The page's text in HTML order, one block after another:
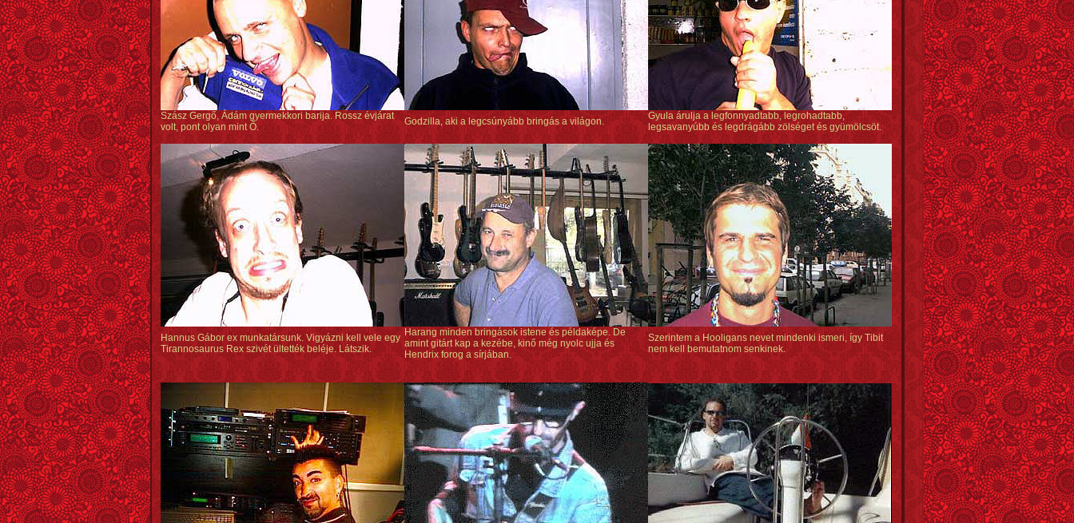
Szász Gergő, Ádám gyermekkori barija. Rossz évjárat
volt, pont olyan mint Ő.
Godzilla, aki a legcsúnyább bringás a világon.
Gyula árulja a legfonnyadtabb, legrohadtabb,
legsavanyúbb és legdrágább zölséget és gyümölcsöt.
Hannus Gábor ex munkatársunk. Vigyázni kell vele egy
Tirannosaurus Rex szivét ültették beléje. Látszik.
Harang minden bringások istene és példaképe. De
amint gitárt kap a kezébe, kinő még nyolc ujja és
Hendrix forog a sírjában.
Szerintem a Hooligans nevet mindenki ismeri, így Tibit
nem kell bemutatnom senkinek.